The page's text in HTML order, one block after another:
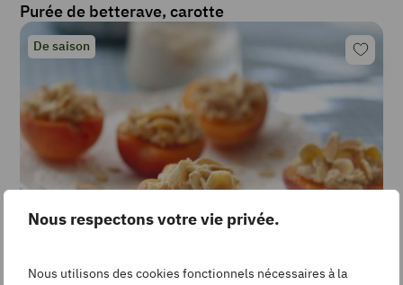
Nous respectons votre vie privée.
Nous utilisons des cookies fonctionnels nécessaires à la
Purée de betterave, carotte
De saison